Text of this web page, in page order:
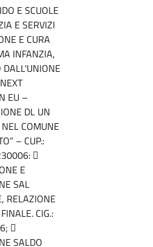
E SCUOLE
E SERVIZI
E CURA
INFANZIA,
EU –
DL UN
COMUNE
– CUP.:

E
SAL
RELAZIONE
CIG.:

SALDO